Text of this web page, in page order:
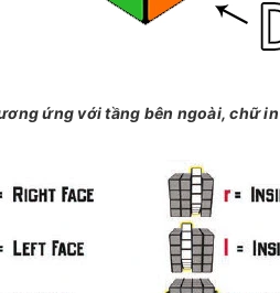
ứng với tầng bên ngoài, chữ